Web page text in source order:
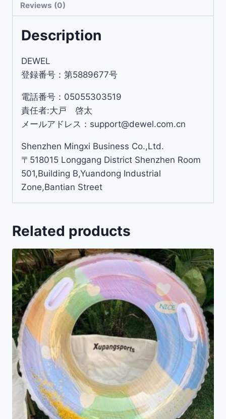
Reviews (0)
Description
DEWEL
登録番号：第5889677号
電話番号：05055303519
責任者:大戸 啓太
メールアドレス：support@dewel.com.cn
Shenzhen Mingxi Business Co.,Ltd.
〒518015 Longgang District Shenzhen Room
501,Building B,Yuandong Industrial
Zone,Bantian Street
Related products